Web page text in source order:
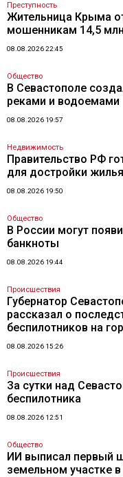
Преступность
Жительница Крыма
мошенникам 14,5
08.08.2026 22:45
Общество
В Севастополе
реками и водоемами
08.08.2026 19:57
Недвижимость
Правительство РФ
для достройки
08.08.2026 19:50
Общество
В России могут
банкноты
08.08.2026 19:44
Происшествия
Губернатор
рассказал о
беспилотников на
08.08.2026 15:26
Происшествия
За сутки над
беспилотника
08.08.2026 12:51
Общество
ИИ выписал первый
земельном участке